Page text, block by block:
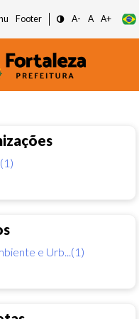
Footer A- A A+
e Urb...(1)